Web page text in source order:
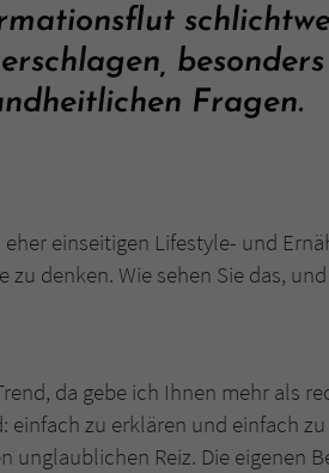
Fragen.
einseitigen Lifestyle- und
denken. Wie sehen Sie das,
da gebe ich Ihnen mehr als
einfach zu erklären und einfach
unglaublichen Reiz. Die eigenen